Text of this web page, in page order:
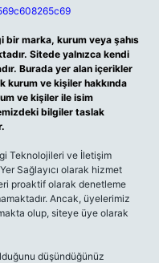
marka, kurum veya şahıs
Sitede yalnızca kendi
Burada yer alan içerikler
kurum ve kişiler hakkında
ve kişiler ile isim
bilgiler taslak
Teknolojileri ve İletişim
Sağlayıcı olarak hizmet
proaktif olarak denetleme
Ancak, üyelerimiz
olup, siteye üye olarak
düşündüğünüz